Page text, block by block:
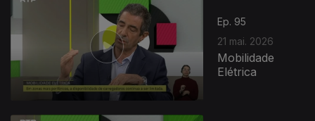
Ep. 95
21 mai. 2026
Mobilidade
Elétrica